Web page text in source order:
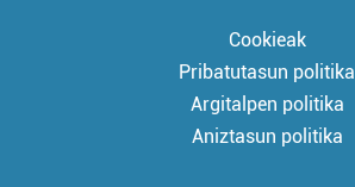
Cookieak
Pribatutasun politika
Argitalpen politika
Aniztasun politika